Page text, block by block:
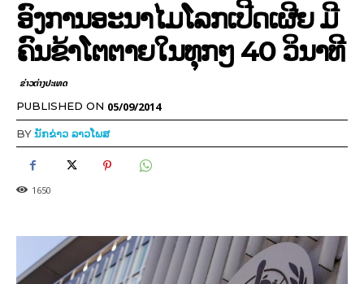
ອົງການອະນາໄມໂລກເປີດເຜີຍ ມີ
ຄົນຂ້າໂຕຕາຍໃນທຸກໆ 40 ວິນາທີ
ຂ່າວຕ່າງປະເທດ
PUBLISHED ON 05/09/2014
BYນັກຂ່າວ ລາວໂພສ
1650